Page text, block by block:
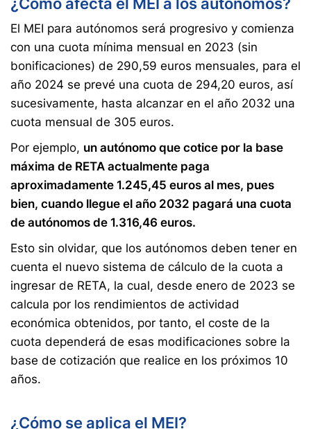
¿Cómo afecta el MEI a los autónomos?
El MEI para autónomos será progresivo y comienza
con una cuota mínima mensual en 2023 (sin
bonificaciones) de 290,59 euros mensuales, para el
año 2024 se prevé una cuota de 294,20 euros, así
sucesivamente, hasta alcanzar en el año 2032 una
cuota mensual de 305 euros.
Por ejemplo, un autónomo que cotice por la base
máxima de RETA actualmente paga
aproximadamente 1.245,45 euros al mes, pues
bien, cuando llegue el año 2032 pagará una cuota
de autónomos de 1.316,46 euros.
Esto sin olvidar, que los autónomos deben tener en
cuenta el nuevo sistema de cálculo de la cuota a
ingresar de RETA, la cual, desde enero de 2023 se
calcula por los rendimientos de actividad
económica obtenidos, por tanto, el coste de la
cuota dependerá de esas modificaciones sobre la
base de cotización que realice en los próximos 10
años.
¿Cómo se aplica el MEI?